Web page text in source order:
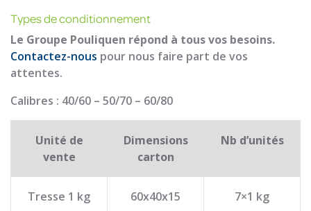
Types de conditionnement
Le Groupe Pouliquen répond à tous vos besoins.
Contactez-nous pour nous faire part de vos
attentes.
Calibres : 40/60 – 50/70 – 60/80
Unité de
vente
Dimensions
carton
Nb d’unités
Tresse 1 kg 60x40x15 7×1 kg